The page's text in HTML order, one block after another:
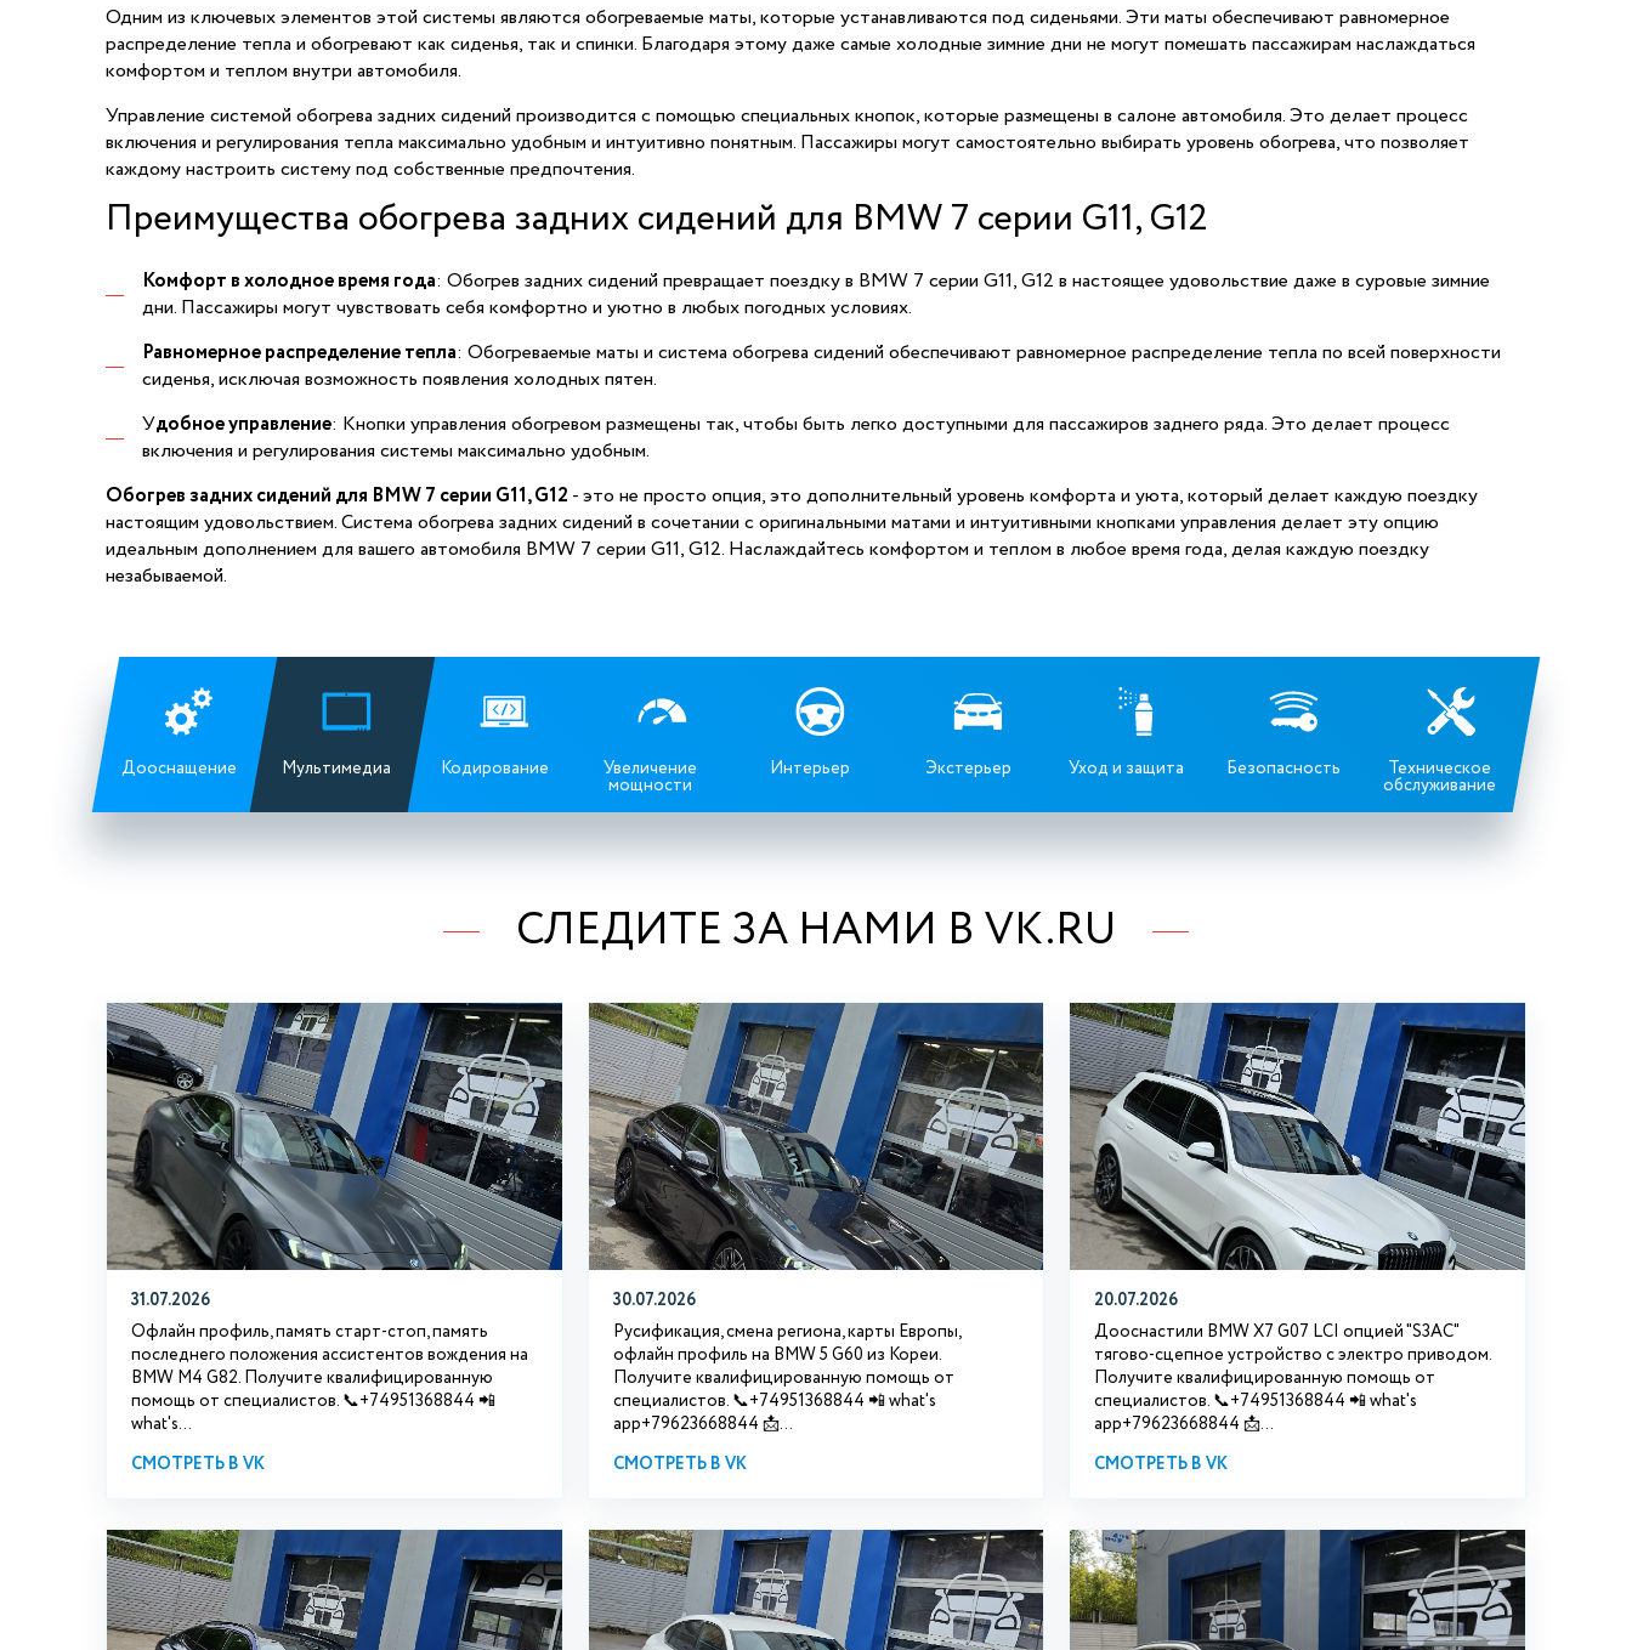
Одним из ключевых элементов этой системы являются обогреваемые маты, которые устанавливаются под сиденьями. Эти маты обеспечивают равномерное
распределение тепла и обогревают как сиденья, так и спинки. Благодаря этому даже самые холодные зимние дни не могут помешать пассажирам наслаждаться
комфортом и теплом внутри автомобиля.
Управление системой обогрева задних сидений производится с помощью специальных кнопок, которые размещены в салоне автомобиля. Это делает процесс
включения и регулирования тепла максимально удобным и интуитивно понятным. Пассажиры могут самостоятельно выбирать уровень обогрева, что позволяет
каждому настроить систему под собственные предпочтения.
Преимущества обогрева задних сидений для BMW 7 серии G11, G12
Комфорт в холодное время года: Обогрев задних сидений превращает поездку в BMW 7 серии G11, G12 в настоящее удовольствие даже в суровые зимние
дни. Пассажиры могут чувствовать себя комфортно и уютно в любых погодных условиях.
Равномерное распределение тепла: Обогреваемые маты и система обогрева сидений обеспечивают равномерное распределение тепла по всей поверхности
сиденья, исключая возможность появления холодных пятен.
Удобное управление: Кнопки управления обогревом размещены так, чтобы быть легко доступными для пассажиров заднего ряда. Это делает процесс
включения и регулирования системы максимально удобным.
Обогрев задних сидений для BMW 7 серии G11, G12 - это не просто опция, это дополнительный уровень комфорта и уюта, который делает каждую поездку
настоящим удовольствием. Система обогрева задних сидений в сочетании с оригинальными матами и интуитивными кнопками управления делает эту опцию
идеальным дополнением для вашего автомобиля BMW 7 серии G11, G12. Наслаждайтесь комфортом и теплом в любое время года, делая каждую поездку
незабываемой.
Дооснащение Мультимедиа Кодирование Увеличение
мощности
Интерьер Экстерьер Уход и защита Безопасность Техническое
обслуживание
СЛЕДИТЕ ЗА НАМИ В VK.RU
31.07.2026
Офлайн профиль, память старт-стоп, память
последнего положения ассистентов вождения на
BMW М4 G82. Получите квалифицированную
помощь от специалистов. 📞+74951368844 📲
what's...
СМОТРЕТЬ В VK
30.07.2026
Русификация, смена региона, карты Европы,
офлайн профиль на BMW 5 G60 из Кореи.
Получите квалифицированную помощь от
специалистов. 📞+74951368844 📲 what's
app+79623668844 📩...
СМОТРЕТЬ В VK
20.07.2026
Дооснастили BMW Х7 G07 LCI опцией "S3АС"
тягово-сцепное устройство с электро приводом.
Получите квалифицированную помощь от
специалистов. 📞+74951368844 📲 what's
app+79623668844 📩...
СМОТРЕТЬ В VK